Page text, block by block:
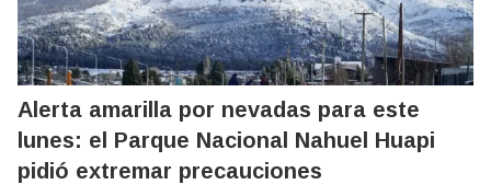
Alerta amarilla por nevadas para este
lunes: el Parque Nacional Nahuel Huapi
pidió extremar precauciones